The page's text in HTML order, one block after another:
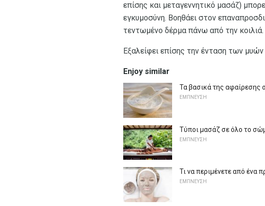
επίσης και μεταγεννητικό μασάζ)
εγκυμοσύνη. Βοηθάει στον
τεντωμένο δέρμα πάνω από την κοιλιά.
Εξαλείφει επίσης την ένταση των
Enjoy similar
Τα βασικά της αφαίρεσης
ΕΜΠΝΕΥΣΗ
Τύποι μασάζ σε όλο το
ΕΜΠΝΕΥΣΗ
Τι να περιμένετε από ένα
ΕΜΠΝΕΥΣΗ